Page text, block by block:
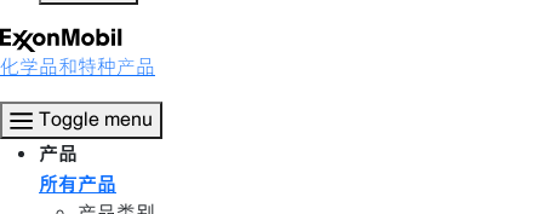
化学品和特种产品
Toggle menu
产品
所有产品